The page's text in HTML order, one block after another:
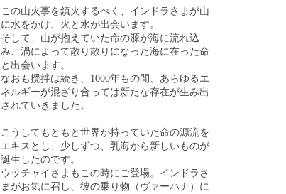
この山火事を鎮火するべく、インドラさまが山
に水をかけ、火と水が出会います。
そして、山が抱えていた命の源が海に流れ込
み、渦によって散り散りになった海に在った命
と出会います。
なおも攪拌は続き、1000年もの間、あらゆるエ
ネルギーが混ざり合っては新たな存在が生み出
されていきました。
こうしてもともと世界が持っていた命の源流を
エキスとし、少しずつ、乳海から新しいものが
誕生したのです。
ウッチャイさまもこの時にご登場。インドラさ
まがお気に召し、彼の乗り物（ヴァーハナ）に